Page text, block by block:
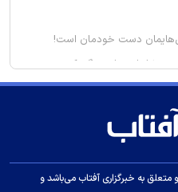
دست خودمان است!
بشار اسد را دستگیر کرد
توافق، شرایط کنونی است
پایین بیاورید
تبریز امضا شد
شما نمی‌شوند
به خبرگزاری آفتاب می‌باشد و